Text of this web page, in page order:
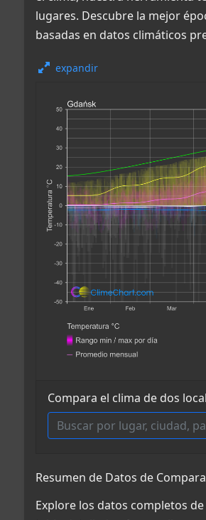
lugares. Descubre la mejor
basadas en datos climáticos
expandir
Compara el clima de dos
Resumen de Datos de
Explore los datos completos